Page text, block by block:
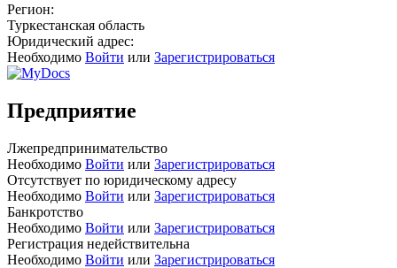
Регион:
Туркестанская область
Юридический адрес:
Необходимо Войти или Зарегистрироваться
Предприятие
Лжепредпринимательство
Необходимо Войти или Зарегистрироваться
Отсутствует по юридическому адресу
Необходимо Войти или Зарегистрироваться
Банкротство
Необходимо Войти или Зарегистрироваться
Регистрация недействительна
Необходимо Войти или Зарегистрироваться